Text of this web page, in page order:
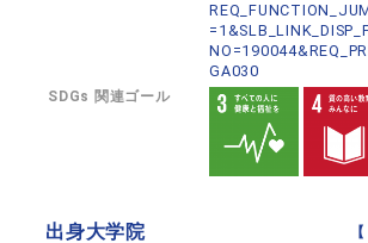
GA030
SDGs 関連ゴール
出身大学院